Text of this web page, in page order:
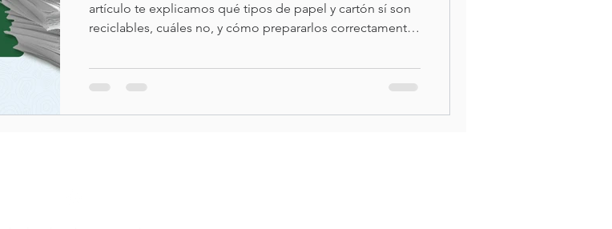
artículo te explicamos qué tipos de papel y cartón sí son
reciclables, cuáles no, y cómo prepararlos correctamente